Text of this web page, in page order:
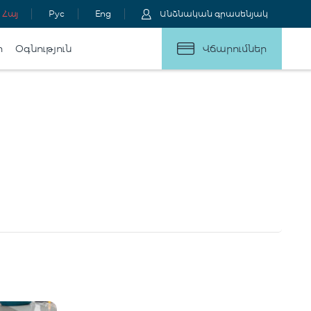
Հայ Рус Eng Անձնական գրասենյակ
Օգնություն Վճարումներ